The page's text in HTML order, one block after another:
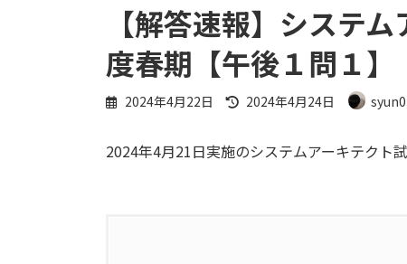
【解答速報】システ
度春期【午後１問１】
2024年4月22日
最
新
2024年4月24日
2024年4月21日実施のシステムアーキテク